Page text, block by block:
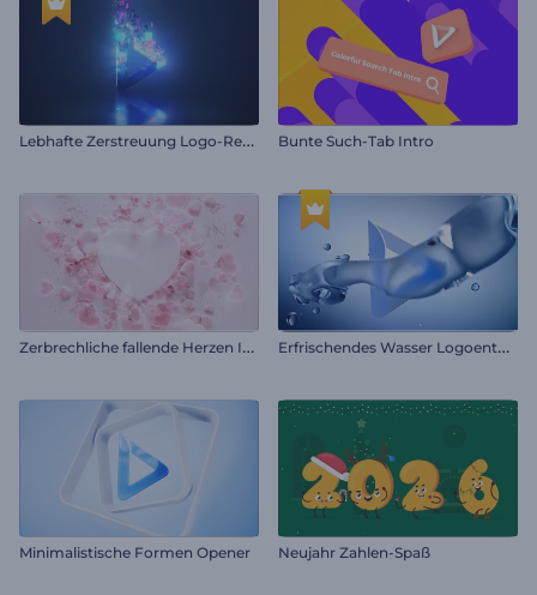
L
ebhafte Zerstreuung Logo-Reveal Bunte Such-Tab Intro
Z
erbrechliche fallende Herzen Intro E
rfrischendes Wasser Logoenthüllung
Minimalistische Formen Opener Neujahr Zahlen-Spaß